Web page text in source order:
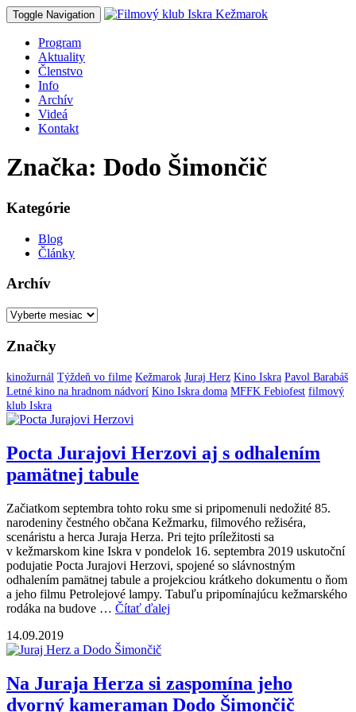
Toggle Navigation
Program
Aktuality
Členstvo
Info
Archív
Videá
Kontakt
Značka: Dodo Šimončič
Kategórie
Blog
Články
Archív
Archív
Značky
kinožurnál Týždeň vo filme Kežmarok Juraj Herz Kino Iskra Pavol Barabáš
Letné kino na hradnom nádvorí Kino Iskra doma MFFK Febiofest filmový
klub Iskra
Pocta Jurajovi Herzovi aj s odhalením
pamätnej tabule
Začiatkom septembra tohto roku sme si pripomenuli nedožité 85.
narodeniny čestného občana Kežmarku, filmového režiséra,
scenáristu a herca Juraja Herza. Pri tejto príležitosti sa
v kežmarskom kine Iskra v pondelok 16. septembra 2019 uskutoční
podujatie Pocta Jurajovi Herzovi, spojené so slávnostným
odhalením pamätnej tabule a projekciou krátkeho dokumentu o ňom
a jeho filmu Petrolejové lampy. Tabuľu pripomínajúcu kežmarského
rodáka na budove … Čítať ďalej
14.09.2019
Na Juraja Herza si zaspomína jeho
dvorný kameraman Dodo Šimončič